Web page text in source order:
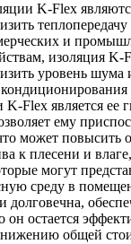
K-Flex
и
изоляция
уровень
является ее
ему
может
к плесени и
могут
среду в
он остается
общей